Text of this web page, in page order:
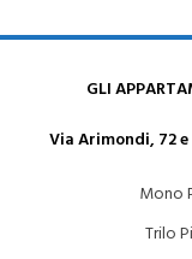
GLI
Via Arimondi, 72
Mono
Trilo